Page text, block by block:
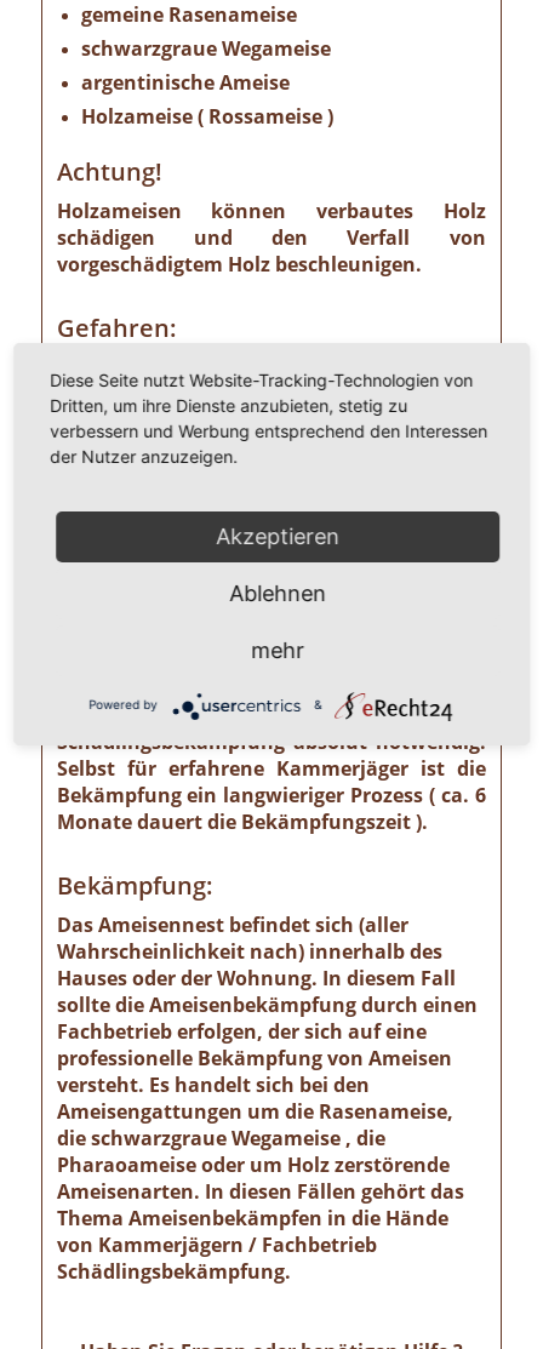
gemeine Rasenameise
schwarzgraue Wegameise
argentinische Ameise
Holzameise ( Rossameise )
Achtung!
Holzameisen können verbautes Holz
schädigen und den Verfall von
vorgeschädigtem Holz beschleunigen.
Gefahren:
Wer Ameisen im eigenen Heim entdeckt,
sollte die Gefahr ernst nehmen. Einige
Ameisenarten sind nämlich Vorrats- und
Materialschädlinge, von denen ein nicht zu
unterschätzendes gesundheitliches und
z. B. von der Pharaoameise. Die
Pharaoameise gehört zu den gefährlichsten
Ameisenarten überhaupt. Ursprünglich in
Indien beheimatet, ist sie mittlerweile
verhältnismäßig klein und sieht
bernsteingelb aus. Sollten Sie solch eine
Ameise sehen, ist eine professionelle
Schädlingsbekämpfung absolut notwendig!
Selbst für erfahrene Kammerjäger ist die
Bekämpfung ein langwieriger Prozess ( ca. 6
Monate dauert die Bekämpfungszeit ).
Bekämpfung:
Das Ameisennest befindet sich (aller
Wahrscheinlichkeit nach) innerhalb des
Hauses oder der Wohnung. In diesem Fall
sollte die Ameisenbekämpfung durch einen
Fachbetrieb erfolgen, der sich auf eine
professionelle Bekämpfung von Ameisen
versteht. Es handelt sich bei den
Ameisengattungen um die Rasenameise,
die schwarzgraue Wegameise , die
Pharaoameise oder um Holz zerstörende
Ameisenarten. In diesen Fällen gehört das
Thema Ameisenbekämpfen in die Hände
von Kammerjägern / Fachbetrieb
Schädlingsbekämpfung.
Diese Seite nutzt Website-Tracking-Technologien von
Dritten, um ihre Dienste anzubieten, stetig zu
verbessern und Werbung entsprechend den Interessen
der Nutzer anzuzeigen.
Akzeptieren
Ablehnen
mehr
Powered by &